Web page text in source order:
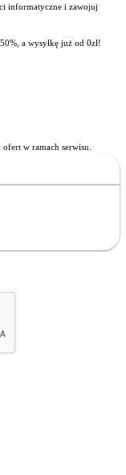
informatyczne i zawojuj
a wysyłkę już od 0zł!
w ramach serwisu.